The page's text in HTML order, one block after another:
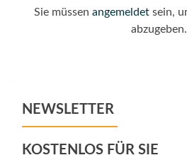
Sie müssen angemeldetsein,
abzugeben.
NEWSLETTER
KOSTENLOS FÜR SIE